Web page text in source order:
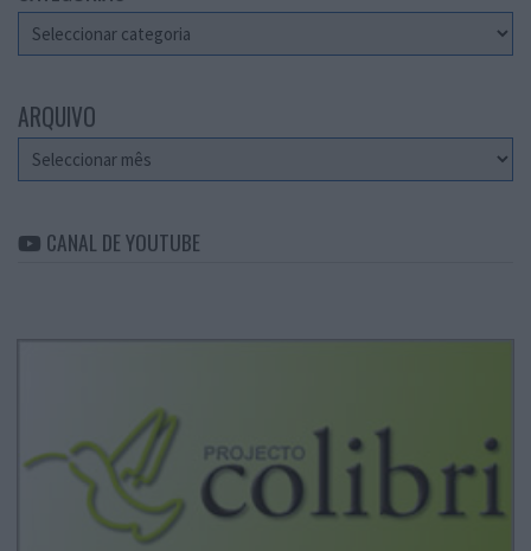
Categorias
ARQUIVO
Arquivo
CANAL DE YOUTUBE